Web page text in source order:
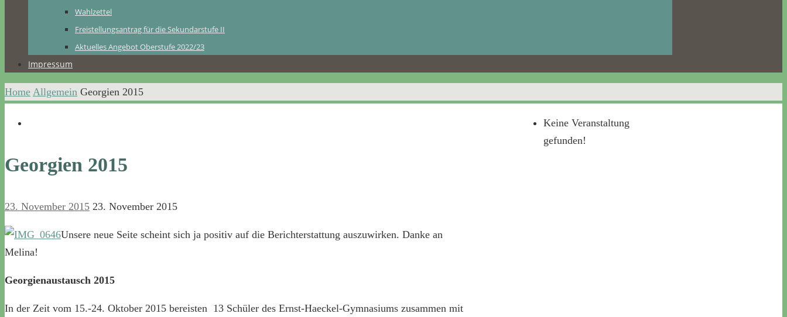
Wahlzettel
Freistellungsantrag für die Sekundarstufe II
Aktuelles Angebot Oberstufe 2022/23
Impressum
Home Allgemein Georgien 2015
Georgien 2015
23. November 2015 23. November 2015
Unsere neue Seite scheint sich ja positiv auf die Berichterstattung auszuwirken. Danke an
Melina!
Georgienaustausch 2015
In der Zeit vom 15.-24. Oktober 2015 bereisten 13 Schüler des Ernst-Haeckel-Gymnasiums zusammen mit
Keine Veranstaltung
gefunden!